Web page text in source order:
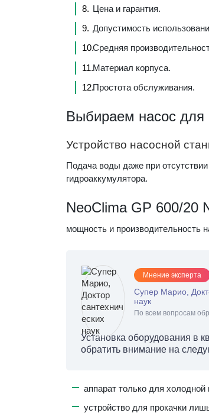
Цена и гарантия.
Допустимость
Средняя
Материал корпуса.
Простота обслуживания.
Выбираем насос
Устройство насосной
Подача воды даже при
гидроаккумулятора.
NeoClima GP 600/20
мощность и производительность
Мнение эксперта
Супер Марио,
наук
По всем вопросам
Установка оборудования в
обратить внимание на
аппарат только для холодной
устройство для прокачки